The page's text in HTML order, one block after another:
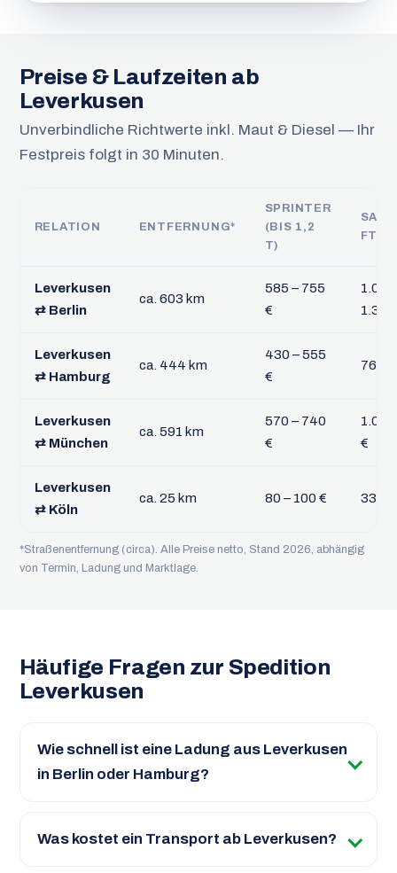
Preise & Laufzeiten ab
Leverkusen
Unverbindliche Richtwerte inkl. Maut & Diesel — Ihr
Festpreis folgt in 30 Minuten.
RELATION ENTFERNUNG*
SPRINTER
(BIS 1,2
T)
FTL
Leverkusen
⇄ Berlin
ca. 603 km
585 – 755
€
1.035
Leverkusen
⇄ Hamburg
ca. 444 km
430 – 555
€
760
Leverkusen
⇄ München
ca. 591 km
570 – 740
€
1.015
€
Leverkusen
⇄ Köln
ca. 25 km 80 – 100 € 335
*Straßenentfernung (circa). Alle Preise netto, Stand 2026, abhängig
von Termin, Ladung und Marktlage.
Häufige Fragen zur Spedition
Leverkusen
Wie schnell ist eine Ladung aus Leverkusen
in Berlin oder Hamburg?
Was kostet ein Transport ab Leverkusen?